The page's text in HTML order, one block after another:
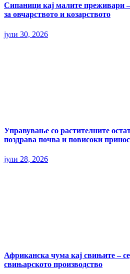
Сипаници кај малите преживари –
за овчарството и козарството
јули 30, 2026
Управување со растителните
поздрава почва и повисоки
јули 28, 2026
Африканска чума кај свињите –
свињарското производство